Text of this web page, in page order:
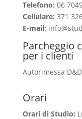
Telefono: 06
Cellulare: 371
E-mail:
Parcheggio
per i clienti
Autorimessa
Orari
Orari di Studio: